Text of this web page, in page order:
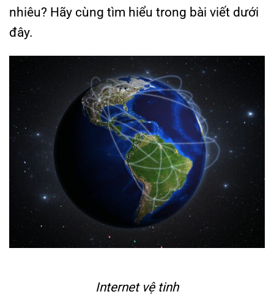
nhiêu? Hãy cùng tìm hiểu trong bài viết dưới
đây.
Internet vệ tinh